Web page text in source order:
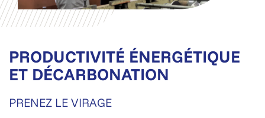
PRODUCTIVITÉ ÉNERGÉTIQUE
ET DÉCARBONATION
PRENEZ LE VIRAGE